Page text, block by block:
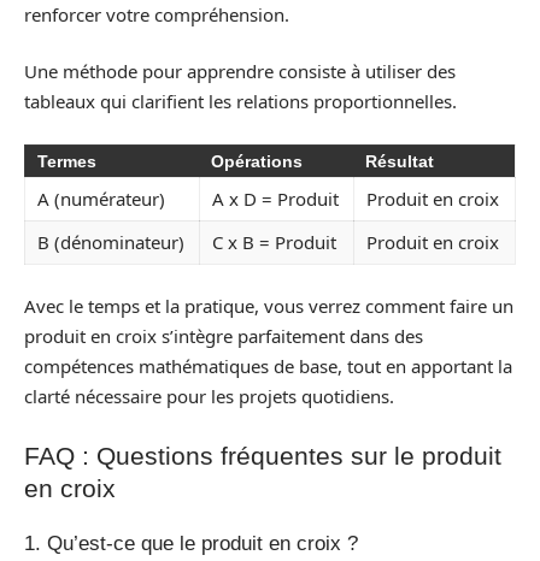
renforcer votre compréhension.
Une méthode pour apprendre consiste à utiliser des
tableaux qui clarifient les relations proportionnelles.
Termes Opérations Résultat
A (numérateur) A x D = Produit
Produit en croix
B (dénominateur)
C x B = Produit Produit en croix
Avec le temps et la pratique, vous verrez comment faire un
produit en croix s’intègre parfaitement dans des
compétences mathématiques de base, tout en apportant la
clarté nécessaire pour les projets quotidiens.
FAQ : Questions fréquentes sur le produit
en croix
1. Qu’est-ce que le produit en croix ?